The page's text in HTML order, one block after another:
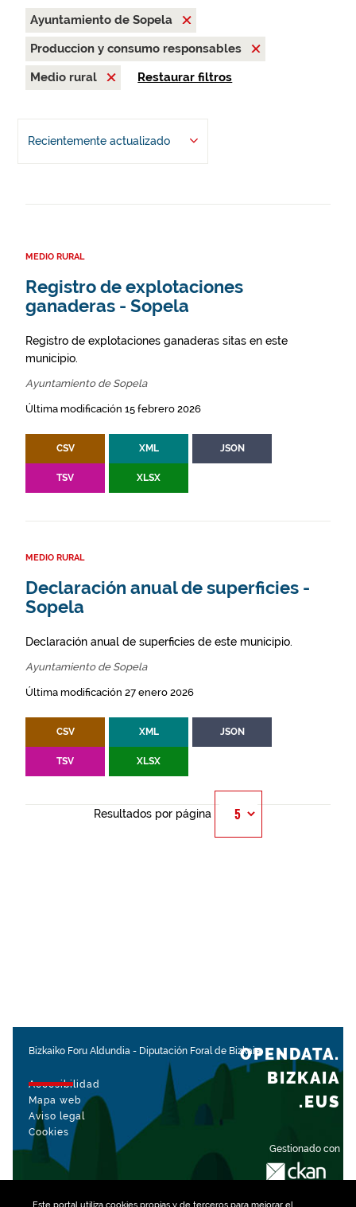
Ayuntamiento de Sopela
Produccion y consumo responsables
Medio rural
Restaurar filtros
Recientemente actualizado
MEDIO RURAL
Registro de explotaciones
ganaderas - Sopela
Registro de explotaciones ganaderas sitas en este
municipio.
Ayuntamiento de Sopela
Última modificación 15 febrero 2026
CSV XML JSON
TSV XLSX
MEDIO RURAL
Declaración anual de superficies -
Sopela
Declaración anual de superficies de este municipio.
Ayuntamiento de Sopela
Última modificación 27 enero 2026
CSV XML JSON
TSV XLSX
Resultados por página
Bizkaiko Foru Aldundia - Diputación Foral de Bizkaia
Accesibilidad
Mapa web
Aviso legal
Cookies
Gestionado con
OPENDATA.
BIZKAIA
.EUS